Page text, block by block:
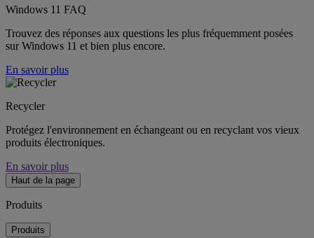
Windows 11 FAQ
Trouvez des réponses aux questions les plus fréquemment posées
sur Windows 11 et bien plus encore.
En savoir plus
Recycler
Protégez l'environnement en échangeant ou en recyclant vos vieux
produits électroniques.
En savoir plus
Haut de la page
Produits
Produits